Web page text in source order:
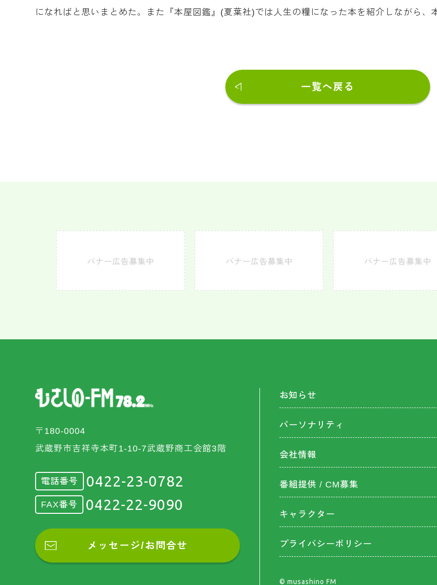
になればと思いまとめた。また『本屋図鑑』(夏葉社)では人生の糧になった本を紹介しながら、
一覧へ戻る
〒180-0004
武蔵野市吉祥寺本町1-10-7武蔵野商工会館3階
電話番号 0422-23-0782
FAX番号 0422-22-9090
メッセージ/お問合せ
お知らせ
パーソナリティ
会社情報
番組提供 / CM募集
キャラクター
プライバシーポリシー
©︎ musashino FM